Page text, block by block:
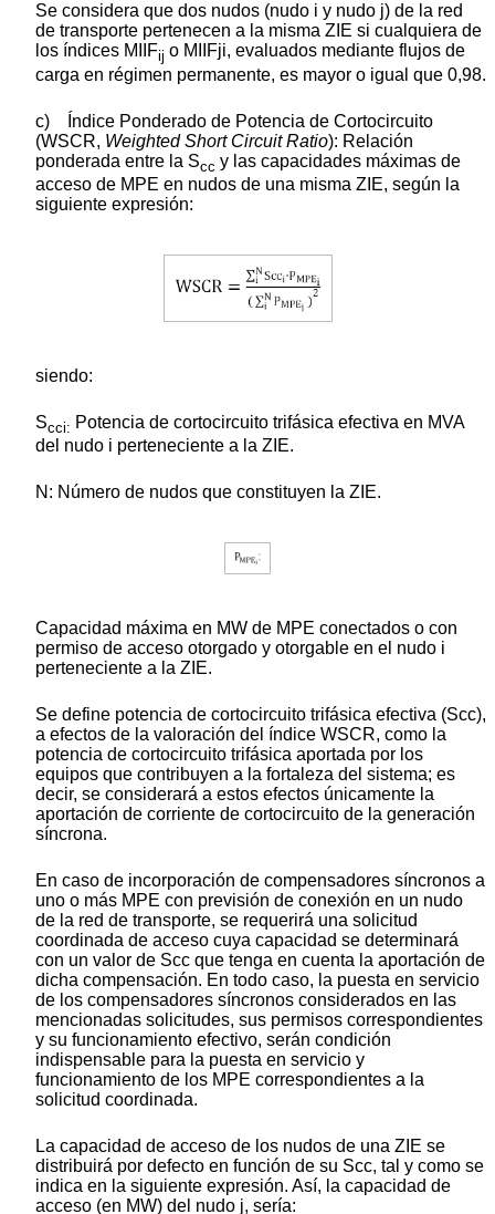
Se considera que dos nudos (nudo i y nudo j) de la red
de transporte pertenecen a la misma ZIE si cualquiera de
los índices MIIFij o MIIFji, evaluados mediante flujos de
carga en régimen permanente, es mayor o igual que 0,98.
c) Índice Ponderado de Potencia de Cortocircuito
(WSCR, Weighted Short Circuit Ratio): Relación
ponderada entre la Scc y las capacidades máximas de
acceso de MPE en nudos de una misma ZIE, según la
siguiente expresión:
siendo:
Scci: Potencia de cortocircuito trifásica efectiva en MVA
del nudo i perteneciente a la ZIE.
N: Número de nudos que constituyen la ZIE.
Capacidad máxima en MW de MPE conectados o con
permiso de acceso otorgado y otorgable en el nudo i
perteneciente a la ZIE.
Se define potencia de cortocircuito trifásica efectiva (Scc),
a efectos de la valoración del índice WSCR, como la
potencia de cortocircuito trifásica aportada por los
equipos que contribuyen a la fortaleza del sistema; es
decir, se considerará a estos efectos únicamente la
aportación de corriente de cortocircuito de la generación
síncrona.
En caso de incorporación de compensadores síncronos a
uno o más MPE con previsión de conexión en un nudo
de la red de transporte, se requerirá una solicitud
coordinada de acceso cuya capacidad se determinará
con un valor de Scc que tenga en cuenta la aportación de
dicha compensación. En todo caso, la puesta en servicio
de los compensadores síncronos considerados en las
mencionadas solicitudes, sus permisos correspondientes
y su funcionamiento efectivo, serán condición
indispensable para la puesta en servicio y
funcionamiento de los MPE correspondientes a la
solicitud coordinada.
La capacidad de acceso de los nudos de una ZIE se
distribuirá por defecto en función de su Scc, tal y como se
indica en la siguiente expresión. Así, la capacidad de
acceso (en MW) del nudo j, sería: